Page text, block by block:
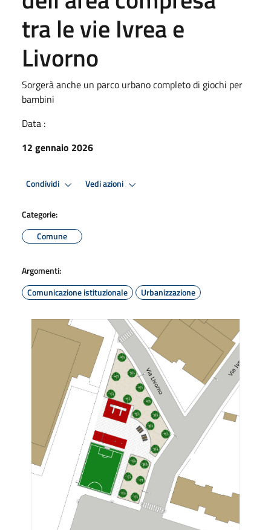
tra le vie Ivrea e
Livorno
Sorgerà anche un parco urbano completo di giochi per
bambini
Data :
12 gennaio 2026
Condividi Vedi azioni
Categorie:
Comune
Argomenti:
Comunicazione istituzionale
Urbanizzazione